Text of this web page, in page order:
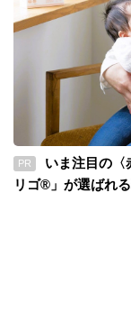
PR
いま注目の〈
リゴ®」が選ばれ